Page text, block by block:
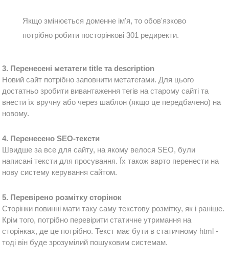
Якщо змінюється доменне ім'я, то обов'язково
потрібно робити посторінкові 301 редиректи.
3. Перенесені метатеги title та description
Новий сайт потрібно заповнити метатегами. Для цього
достатньо зробити вивантаження тегів на старому сайті та
внести їх вручну або через шаблон (якщо це передбачено) на
новому.
4. Перенесено SEO-тексти
Швидше за все для сайту, на якому велося SEO, були
написані тексти для просування. Їх також варто перенести на
нову систему керування сайтом.
5. Перевірено розмітку сторінок
Сторінки повинні мати таку саму текстову розмітку, як і раніше.
Крім того, потрібно перевірити статичне утримання на
сторінках, де це потрібно. Текст має бути в статичному html -
тоді він буде зрозумілий пошуковим системам.